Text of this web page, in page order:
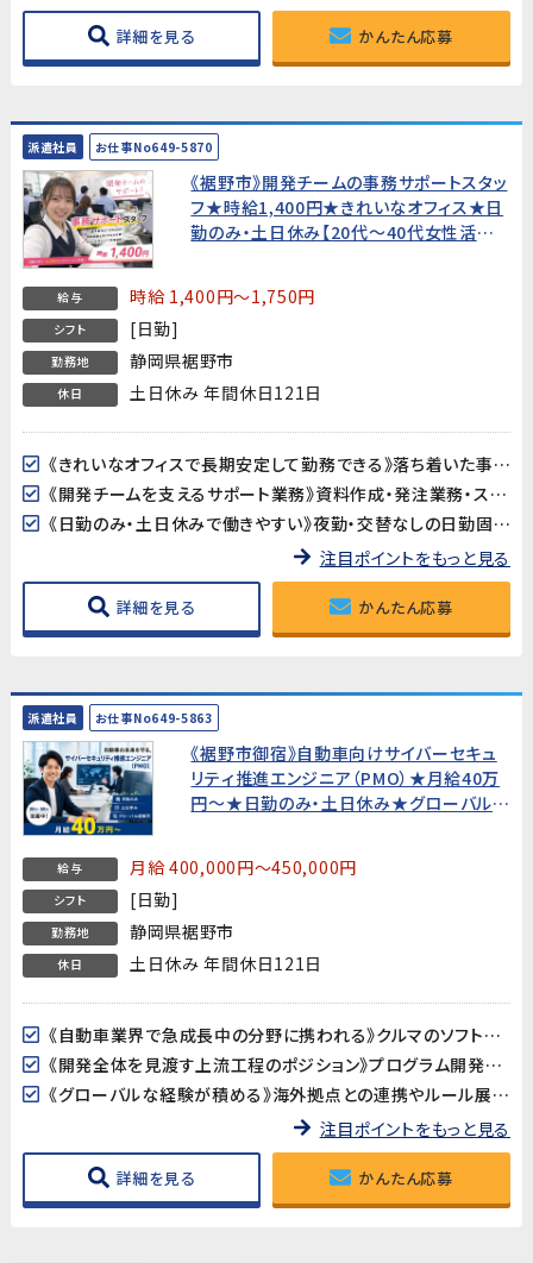
詳細を見る かんたん応募
派遣社員 お仕事No649-5870
《裾野市》開発チームの事務サポートスタッ
フ★時給1,400円★きれいなオフィス★日
勤のみ・土日休み【20代〜40代女性活躍
給与 時給 1,400円～1,750円
シフト [日勤]
勤務地 静岡県裾野市
休日 土日休み 年間休日121日
《きれいなオフィスで長期安定して勤務できる》落ち着いた事務所環境で、長期的に安心して働けます。腰を据えてじっくりキャリアを積みたい方におすすめです。
《開発チームを支えるサポート業務》資料作成・発注業務・スケジュール調整など、幅広い事務スキルを活かせるポジションです。開発の現場に近い場所で、ものづくりを支えるやりがいを感じられます。
《日勤のみ・土日休みで働きやすい》夜勤・交替なしの日勤固定。基本土日休みで、プライベートとのバランスが取りやすい環境です。
注目ポイントをもっと見る
詳細を見る かんたん応募
派遣社員 お仕事No649-5863
《裾野市御宿》自動車向けサイバーセキュ
リティ推進エンジニア（PMO）★月給40万
円〜★日勤のみ・土日休み★グローバル経
給与 月給 400,000円～450,000円
シフト [日勤]
勤務地 静岡県裾野市
休日 土日休み 年間休日121日
《自動車業界で急成長中の分野に携われる》クルマのソフトウェア化が進む中、製品サイバーセキュリティは今最も注目される技術領域のひとつ。業界の最前線で、将来性の高い専門知識を身につけることができます。
《開発全体を見渡す上流工程のポジション》プログラム開発や設計ではなく、「プロジェクトが正しく進んでいるか」を確認・調整する推進役。PMOやプロジェクトリーダーを目指したい方に最適な環境です。
《グローバルな経験が積める》海外拠点との連携やルール展開など、国際的な業務に携われます。英語力は不問ですが、グローバルな視点を持った仕事を経験したい方にぴったりです。
注目ポイントをもっと見る
詳細を見る かんたん応募